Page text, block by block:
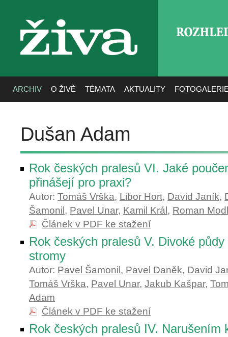
živa
ARCHIV O ŽIVĚ TÉMATA AKTUALITY
Dušan Adam
Rok českých pralesů VI. Jaké
přinášejí pro praxi?
Autor: Tomáš Vrška, Libor Hort, David Janík,
Šamonil , Pavel Unar, Kamil Král , Roman
Článek v PDF ke stažení
Rok českých pralesů V. Divoké
stromy
Autor: Pavel Šamonil , Pavel Daněk, David
Tomáš Vrška, Pavel Unar, Jakub Kašpar,
Adam
Článek v PDF ke stažení
Rok českých pralesů IV. Narušením